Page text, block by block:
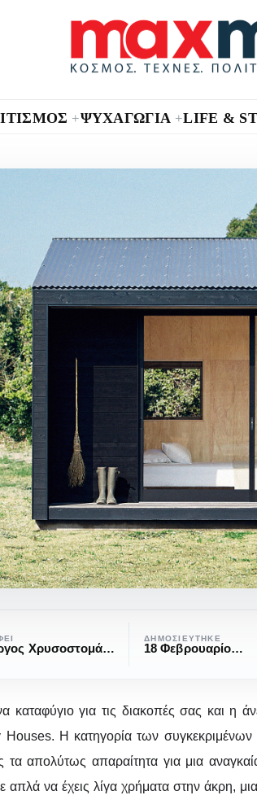
+ΨΥΧΑΓΩΓΙΑ +LIFE &
Στέργος Χρυσοστομάκης
ΔΗΜΟΣΙΕΎΤΗΚΕ
18 Φεβρουαρίου, 2018
καταφύγιο για τις διακοπές σας και η
Houses. Η κατηγορία των συγκεκριμένων
τα απολύτως απαραίτητα για μια
απλά να έχεις λίγα χρήματα στην άκρη,